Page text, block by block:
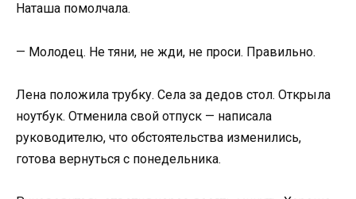
Наташа помолчала.
— Молодец. Не тяни, не жди, не проси. Правильно.
Лена положила трубку. Села за дедов стол. Открыла
ноутбук. Отменила свой отпуск — написала
руководителю, что обстоятельства изменились,
готова вернуться с понедельника.